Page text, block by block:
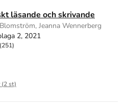
läsande och skrivande
Jeanna Wennerberg
2, 2021
(251)
(2st)